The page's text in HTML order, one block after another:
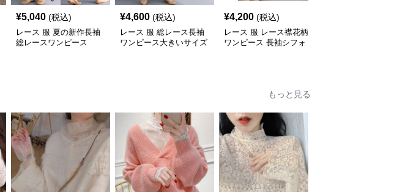
¥5,040 (税込)
レース 服 夏の新作長袖
総レースワンピース
¥4,600 (税込)
レース 服 総レース長袖
ワンピース大きいサイズ
¥4,200 (税込)
レース 服 レース襟花柄
ワンピース 長袖シフォ
もっと見る